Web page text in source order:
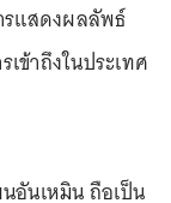
รแสดงผลลัพธ์
ข้าถึงในประเทศ
อันเหมิน ถือเป็น